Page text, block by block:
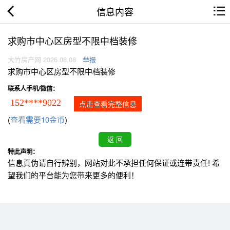
信息内容
求购市中心区房型不限中档装修
大竹房产网 2026.08.08 举报
求购市中心区房型不限中档装修
联系人手机/微信：
152****9022 点击查看完整信息
(查看需要10金币)
特此声明：
信息真伪请自行辨别，网站对此不承担任何保证或连带责任! 希
望我们的平台能为您带来更多的便利！